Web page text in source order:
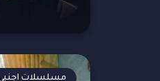
مسلسلات